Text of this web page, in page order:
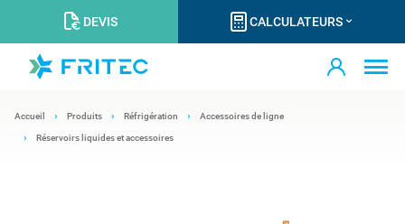
DEVIS CALCULATEURS
Accueil Produits Réfrigération Accessoires de ligne
Réservoirs liquides et accessoires